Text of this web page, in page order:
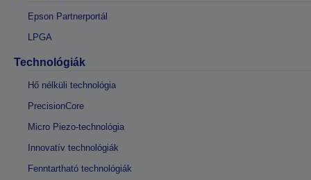
Epson Partnerportál
LPGA
Technológiák
Hő nélküli technológia
PrecisionCore
Micro Piezo-technológia
Innovatív technológiák
Fenntartható technológiák